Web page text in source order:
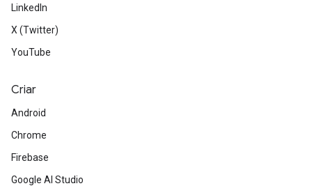
LinkedIn
X (Twitter)
YouTube
Criar
Android
Chrome
Firebase
Google AI Studio